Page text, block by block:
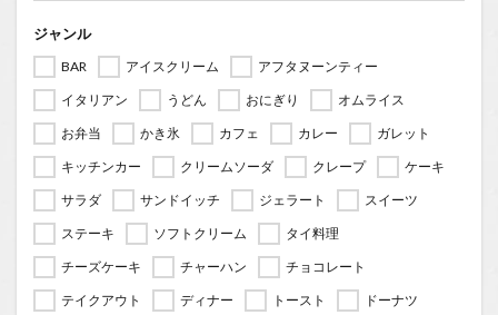
ジャンル
BAR アイスクリーム
アフタヌーンティー
イタリアン
うどん おにぎり
オムライス
お弁当
かき氷 カフェ カレー
ガレット
キッチンカー
クリームソーダ クレープ
ケーキ
サラダ
サンドイッチ ジェラート
スイーツ
ステーキ
ソフトクリーム
タイ料理
チーズケーキ
チャーハン
チョコレート
テイクアウト
ディナー トースト
ドーナツ